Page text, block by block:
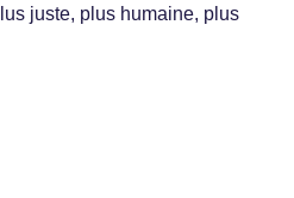
juste, plus humaine, plus